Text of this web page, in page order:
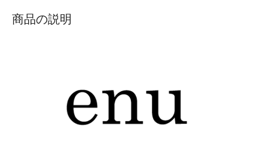
商品の説明